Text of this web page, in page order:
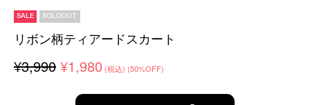
SALE SOLDOUT
リボン柄ティアードスカート
¥3,990 ¥1,980 (税込) (50%OFF)